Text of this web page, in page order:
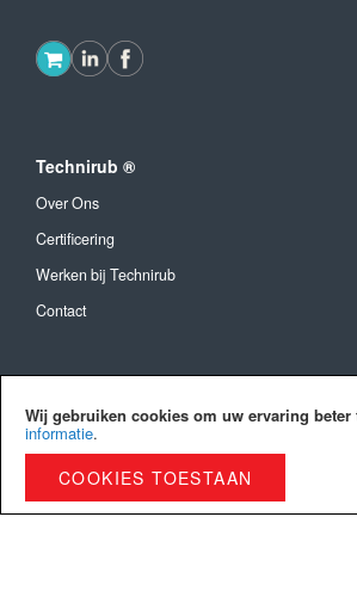
Wij gebruiken cookies om uw ervaring beter
informatie.
COOKIES TOESTAAN
Technirub ®
Over Ons
Certificering
Werken bij Technirub
Contact
Algemene Voorwaarden
Betaalmethoden